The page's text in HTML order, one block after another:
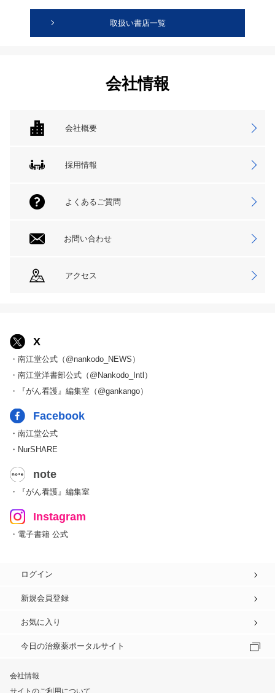
取扱い書店一覧
会社情報
会社概要
採用情報
よくあるご質問
お問い合わせ
アクセス
X
・南江堂公式（@nankodo_NEWS）
・南江堂洋書部公式（@Nankodo_Intl）
・『がん看護』編集室（@gankango）
Facebook
・南江堂公式
・NurSHARE
note
・『がん看護』編集室
Instagram
・電子書籍 公式
ログイン
新規会員登録
お気に入り
今日の治療薬ポータルサイト
会社情報
サイトのご利用について